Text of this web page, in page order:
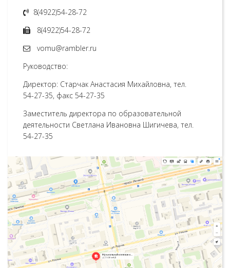
8(4922)54-28-72
8(4922)54-28-72
vomu@rambler.ru
Руководство:
Директор: Старчак Анастасия Михайловна, тел.
54-27-35, факс 54-27-35
Заместитель директора по образовательной
деятельности Светлана Ивановна Шигичева, тел.
54-27-35